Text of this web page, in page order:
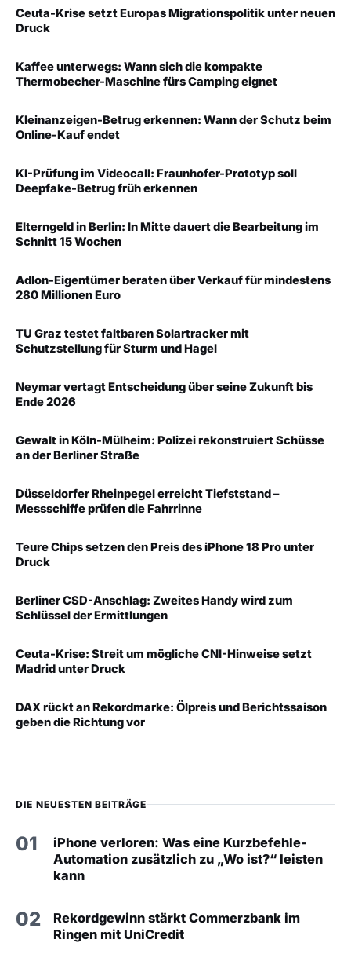
Ceuta-Krise setzt Europas Migrationspolitik unter neuen
Druck
Kaffee unterwegs: Wann sich die kompakte
Thermobecher-Maschine fürs Camping eignet
Kleinanzeigen-Betrug erkennen: Wann der Schutz beim
Online-Kauf endet
KI-Prüfung im Videocall: Fraunhofer-Prototyp soll
Deepfake-Betrug früh erkennen
Elterngeld in Berlin: In Mitte dauert die Bearbeitung im
Schnitt 15 Wochen
Adlon-Eigentümer beraten über Verkauf für mindestens
280 Millionen Euro
TU Graz testet faltbaren Solartracker mit
Schutzstellung für Sturm und Hagel
Neymar vertagt Entscheidung über seine Zukunft bis
Ende 2026
Gewalt in Köln-Mülheim: Polizei rekonstruiert Schüsse
an der Berliner Straße
Düsseldorfer Rheinpegel erreicht Tiefststand –
Messschiffe prüfen die Fahrrinne
Teure Chips setzen den Preis des iPhone 18 Pro unter
Druck
Berliner CSD-Anschlag: Zweites Handy wird zum
Schlüssel der Ermittlungen
Ceuta-Krise: Streit um mögliche CNI-Hinweise setzt
Madrid unter Druck
DAX rückt an Rekordmarke: Ölpreis und Berichtssaison
geben die Richtung vor
DIE NEUESTEN BEITRÄGE
01
iPhone verloren: Was eine Kurzbefehle-
Automation zusätzlich zu „Wo ist?“ leisten
kann
02
Rekordgewinn stärkt Commerzbank im
Ringen mit UniCredit